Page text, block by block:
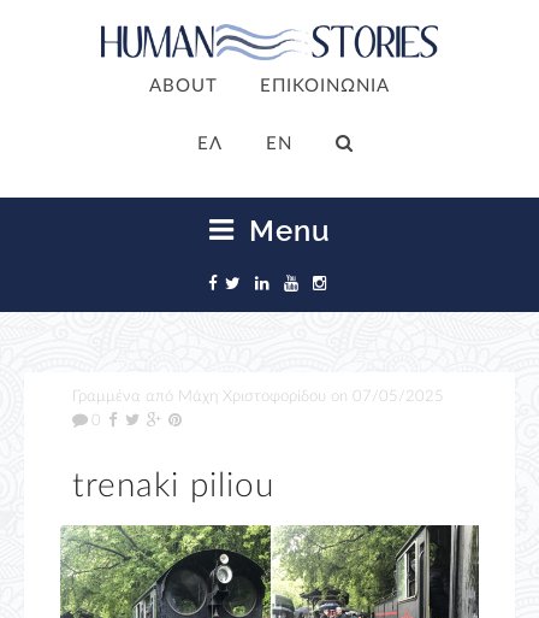
ABOUT ΕΠΙΚΟΙΝΩΝΙΑ
ΕΛ EN
Menu
Γραμμένα από Μάχη Χριστοφορίδου on 07/05/2025
0
trenaki piliou